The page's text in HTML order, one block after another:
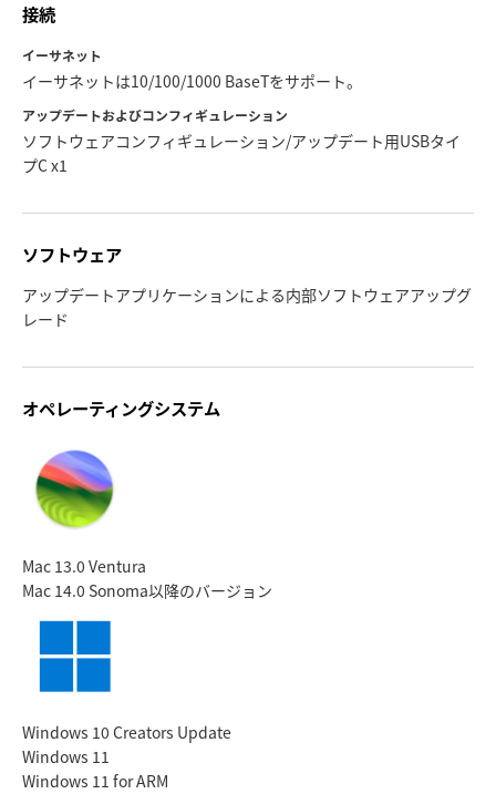
Spain
Sweden
Chinese Taipei
UAE
Ukraine
Spain
Sweden
Chinese Taipei
UAE
Ukraine
接続
イーサネット
イーサネットは10/100/1000 BaseTをサポート。
アップデートおよびコンフィギュレーション
ソフトウェアコンフィギュレーション/アップデート用USBタイ
プC x1
ソフトウェア
アップデートアプリケーションによる内部ソフトウェアアップグ
レード
オペレーティングシステム
Mac 13.0 Ventura
Mac 14.0 Sonoma以降のバージョン
Windows 10 Creators Update
Windows 11
Windows 11 for ARM